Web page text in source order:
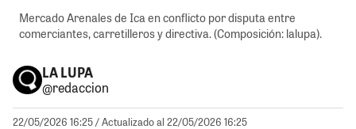
Mercado Arenales de Ica en conflicto por disputa entre
comerciantes, carretilleros y directiva. (Composición: lalupa).
LA LUPA
@redaccion
22/05/2026 16:25/ Actualizado al 22/05/2026 16:25